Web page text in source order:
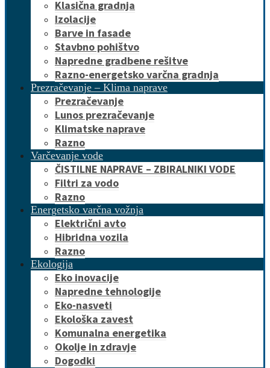
Klasična gradnja
Izolacije
Barve in fasade
Stavbno pohištvo
Napredne gradbene rešitve
Razno-energetsko varčna gradnja
Prezračevanje – Klima naprave
Prezračevanje
Lunos prezračevanje
Klimatske naprave
Razno
Varčevanje vode
ČISTILNE NAPRAVE – ZBIRALNIKI VODE
Filtri za vodo
Razno
Energetsko varčna vožnja
Električni avto
Hibridna vozila
Razno
Ekologija
Eko inovacije
Napredne tehnologije
Eko-nasveti
Ekološka zavest
Komunalna energetika
Okolje in zdravje
Dogodki